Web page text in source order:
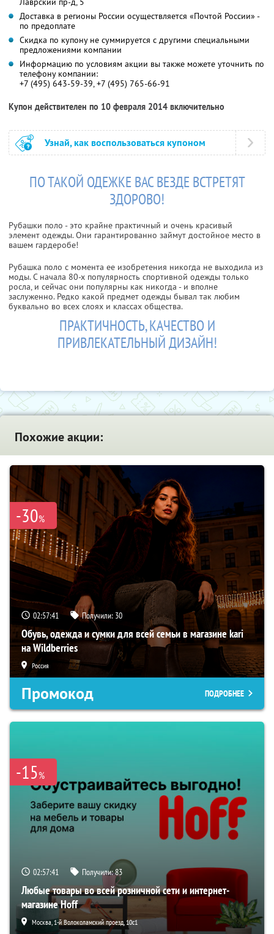
Доставка в регионы России осуществляется «Почтой России» -
по предоплате
Скидка по купону не суммируется с другими специальными
предложениями компании
Информацию по условиям акции вы также можете уточнить по
телефону компании:
+7 (495) 643-59-39, +7 (495) 765-66-91
Купон действителен по 10 февраля 2014 включительно
Узнай, как воспользоваться купоном
ПО ТАКОЙ ОДЕЖКЕ ВАС ВЕЗДЕ ВСТРЕТЯТ
ЗДОРОВО!
Рубашки поло - это крайне практичный и очень красивый
элемент одежды. Они гарантированно займут достойное место в
вашем гардеробе!
Рубашка поло с момента ее изобретения никогда не выходила из
моды. С начала 80-х популярность спортивной одежды только
росла, и сейчас они популярны как никогда - и вполне
заслуженно. Редко какой предмет одежды бывал так любим
буквально во всех слоях и классах общества.
ПРАКТИЧНОСТЬ, КАЧЕСТВО И
ПРИВЛЕКАТЕЛЬНЫЙ ДИЗАЙН!
Похожие акции:
-30%
02:57:40 Получили: 30
Обувь, одежда и сумки для всей семьи в магазине kari
на Wildberries
Россия
Промокод ПОДРОБНЕЕ
-15%
02:57:40 Получили:83
Любые товары во всей розничной сети и интернет-
магазине Hoff
Москва, 1-й Волоколамский проезд, 10с1